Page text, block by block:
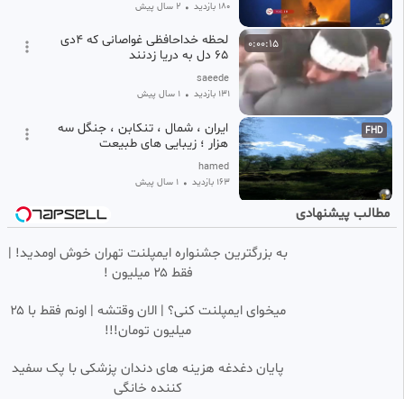
180 بازدید • 2 سال پیش
0:00:15
لحظه خداحافظی غواصانی که ۴دی
۶۵ دل به دریا زدنند
saeede
131 بازدید • 1 سال پیش
FHD
ایران ، شمال ، تنکابن ، جنگل سه
هزار ؛ زیبایی های طبیعت
hamed
163 بازدید • 1 سال پیش
HD
رویا ابراهیم
• 1 سال پیش
مطالب پیشنهادی
به بزرگترین جشنواره ایمپلنت تهران خوش اومدید! |
فقط ۲۵ میلیون !
میخوای ایمپلنت کنی؟ | الان وقتشه | اونم فقط با ۲۵
میلیون تومان!!!
پایان دغدغه هزینه های دندان پزشکی با پک سفید
کننده خانگی